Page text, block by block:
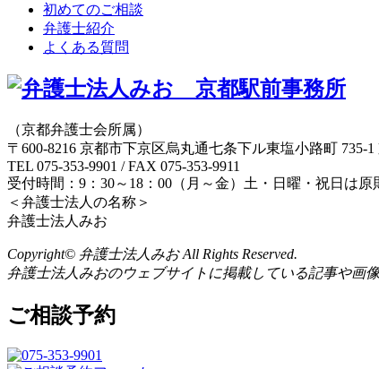
初めてのご相談
弁護士紹介
よくある質問
（京都弁護士会所属）
〒600-8216 京都市下京区烏丸通七条下ル東塩小路町 735-
TEL 075-353-9901 / FAX 075-353-9911
受付時間：9：30～18：00（月～金）土・日曜・祝日は原
＜弁護士法人の名称＞
弁護士法人みお
Copyright© 弁護士法人みお All Rights Reserved.
弁護士法人みおのウェブサイトに掲載している記事や画
ご相談予約